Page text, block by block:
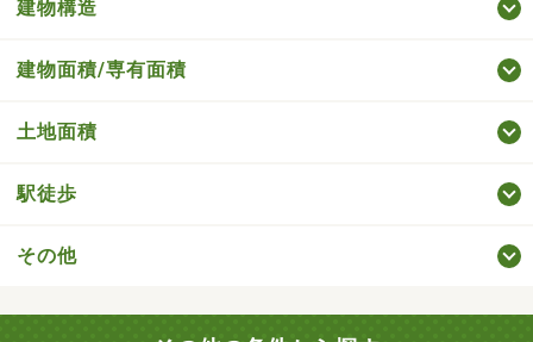
建物構造
建物面積/専有面積
土地面積
駅徒歩
その他